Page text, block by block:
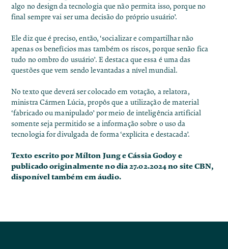
algo no design da tecnologia que não permita isso, porque no
final sempre vai ser uma decisão do próprio usuário’.
Ele diz que é preciso, então, ‘socializar e compartilhar não
apenas os benefícios mas também os riscos, porque senão fica
tudo no ombro do usuário’. E destaca que essa é uma das
questões que vem sendo levantadas a nível mundial.
No texto que deverá ser colocado em votação, a relatora,
ministra Cármen Lúcia, propôs que a utilização de material
‘fabricado ou manipulado’ por meio de inteligência artificial
somente seja permitido se a informação sobre o uso da
tecnologia for divulgada de forma ‘explícita e destacada’.
Texto escrito por Mílton Jung e Cássia Godoy e
publicado originalmente no dia 27.02.2024 no siteCBN,
disponível também em áudio.